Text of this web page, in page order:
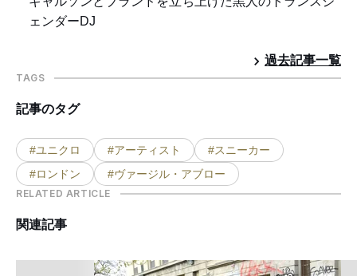
ェンダーDJ
過去記事一覧
TAGS
記事のタグ
#ユニクロ #アーティスト
#スニーカー
#ロンドン
#ヴァージル・アブロー
RELATED ARTICLE
関連記事